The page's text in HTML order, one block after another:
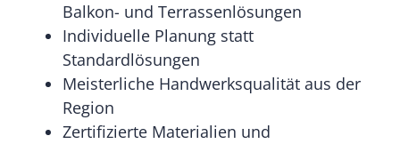
Balkon- und Terrassenlösungen
Individuelle Planung statt
Standardlösungen
Meisterliche Handwerksqualität aus der
Region
Zertifizierte Materialien und